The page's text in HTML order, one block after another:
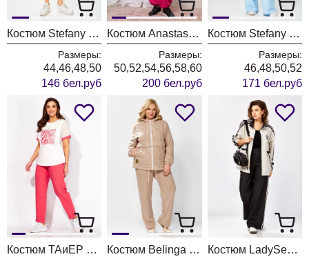
Костюм Stefany 2079-1 голубой
Размеры:
44,46,48,50
146 бел.руб
Костюм Anastasia 1317 фуксия
Размеры:
50,52,54,56,58,60
200 бел.руб
Костюм Stefany 2100 небесно-голубой
Размеры:
46,48,50,52
171 бел.руб
Костюм ТАиЕР 1365 розовый+белый Костюм Belinga 2336 Костюм LadySecret 25228 платиновый-черный